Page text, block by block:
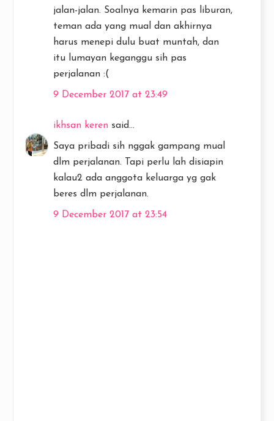
jalan-jalan. Soalnya kemarin pas liburan,
teman ada yang mual dan akhirnya
harus menepi dulu buat muntah, dan
itu lumayan keganggu sih pas
perjalanan :(
9 December 2017 at 23:49
ikhsan keren said...
Saya pribadi sih nggak gampang mual
dlm perjalanan. Tapi perlu lah disiapin
kalau2 ada anggota keluarga yg gak
beres dlm perjalanan.
9 December 2017 at 23:54